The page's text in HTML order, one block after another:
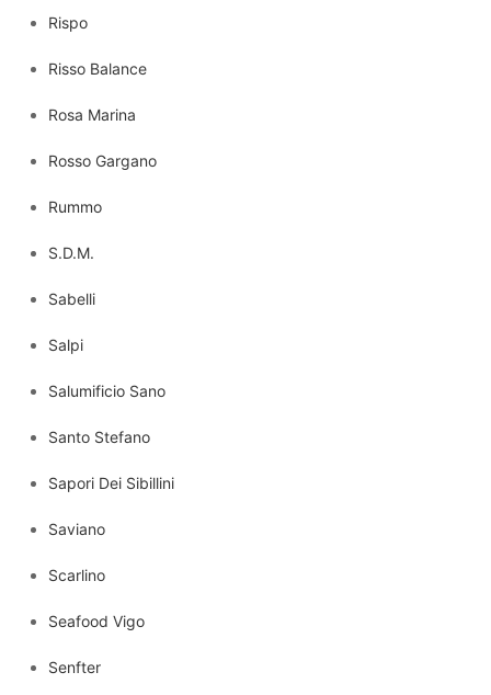
Rispo
Risso Balance
Rosa Marina
Rosso Gargano
Rummo
S.D.M.
Sabelli
Salpi
Salumificio Sano
Santo Stefano
Sapori Dei Sibillini
Saviano
Scarlino
Seafood Vigo
Senfter